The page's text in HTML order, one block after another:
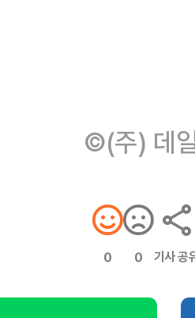
©(주) 데
0 0 기사 공